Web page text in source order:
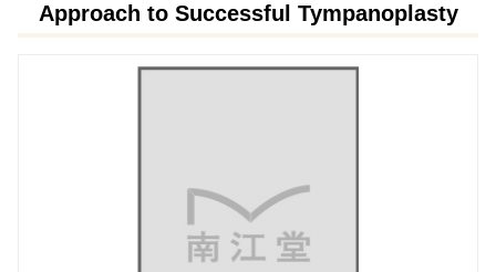
Approach to Successful Tympanoplasty